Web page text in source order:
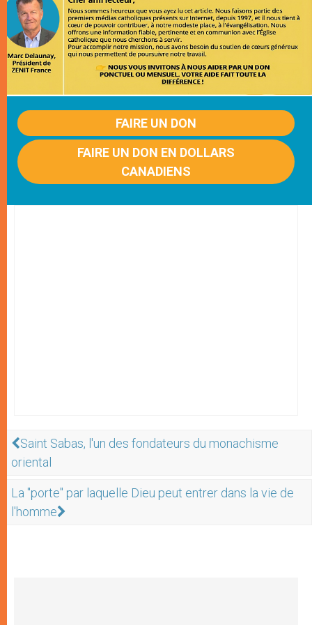
FAIRE UN DON
FAIRE UN DON EN DOLLARS
CANADIENS
Saint Sabas, l'un des fondateurs du monachisme
oriental
La "porte" par laquelle Dieu peut entrer dans la vie de
l'homme